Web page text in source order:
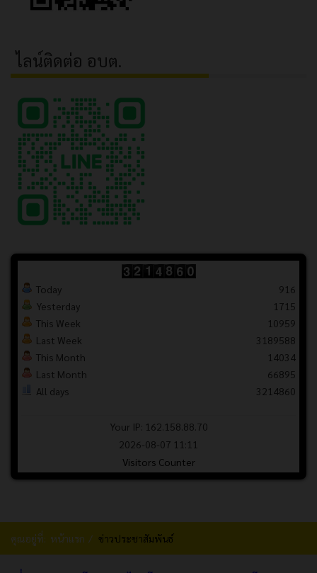
ไลน์ติดต่อ อบต.
Today
Yesterday
This Week
Last Week
This Month
Last Month
All days
916
1715
10959
3189588
14034
66895
3214860
Your IP: 162.158.88.70
2026-08-07 11:11
Visitors Counter
คุณอยู่ที่: หน้าแรก ข่าวประชาสัมพันธ์